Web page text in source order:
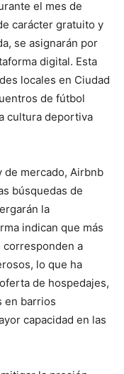
el mes de
carácter gratuito y
se asignarán por
digital. Esta
locales en Ciudad
de fútbol
cultura deportiva
de mercado, Airbnb
búsquedas de
la
indican que más
a
lo que ha
de hospedajes,
en barrios
capacidad en las